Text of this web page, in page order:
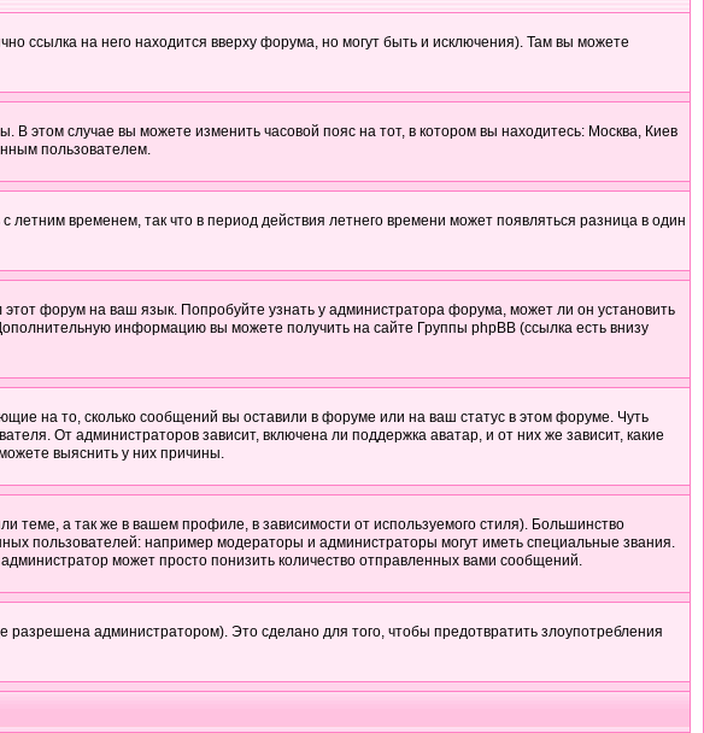
ссылка на него находится вверху форума, но могут быть и исключения). Там вы можете
этом случае вы можете изменить часовой пояс на тот, в котором вы находитесь: Москва, Киев
пользователем.
временем, так что в период действия летнего времени может появляться разница в один
форум на ваш язык. Попробуйте узнать у администратора форума, может ли он установить
информацию вы можете получить на сайте Группы phpBB (ссылка есть внизу
на то, сколько сообщений вы оставили в форуме или на ваш статус в этом форуме. Чуть
От администраторов зависит, включена ли поддержка аватар, и от них же зависит, какие
выяснить у них причины.
а так же в вашем профиле, в зависимости от используемого стиля). Большинство
пользователей: например модераторы и администраторы могут иметь специальные звания.
может просто понизить количество отправленных вами сообщений.
администратором). Это сделано для того, чтобы предотвратить злоупотребления